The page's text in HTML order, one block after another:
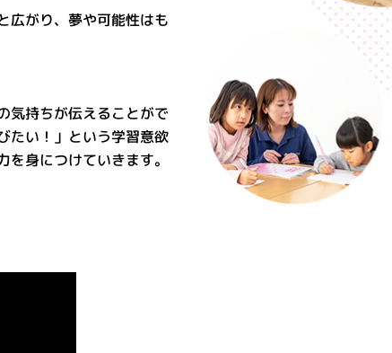
広がり、夢や可能性はも
気持ちが伝えることがで
たい！」という学習意欲
身につけていきます。